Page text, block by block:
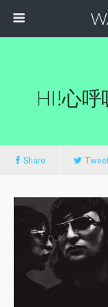
HI!心
Share